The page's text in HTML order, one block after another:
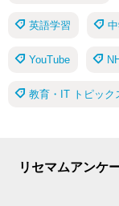
英語学習
YouTube
教育・IT トピック
リセマムアンケ